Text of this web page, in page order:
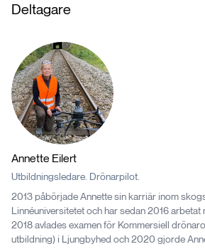
Deltagare
Annette Eilert
Utbildningsledare. Drönarpilot.
2013 påbörjade Annette sin karriär inom
Linnéuniversitetet och har sedan 2016 arbetat
2018 avlades examen för Kommersiell
utbildning) i Ljungbyhed och 2020 gjorde